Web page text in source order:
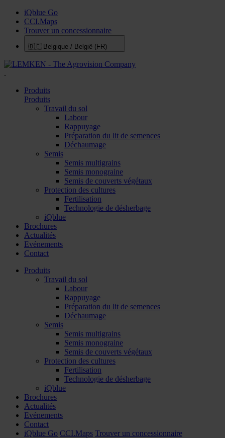
iQblue Go
CCI.Maps
Trouver un concessionnaire
🇧🇪 Belgique / België (FR)
.
Produits
Produits
Travail du sol
Labour
Rappuyage
Préparation du lit de semences
Déchaumage
Semis
Semis multigrains
Semis monograine
Semis de couverts végétaux
Protection des cultures
Fertilisation
Technologie de désherbage
iQblue
Brochures
Actualités
Evénements
Contact
Produits
Travail du sol
Labour
Rappuyage
Préparation du lit de semences
Déchaumage
Semis
Semis multigrains
Semis monograine
Semis de couverts végétaux
Protection des cultures
Fertilisation
Technologie de désherbage
iQblue
Brochures
Actualités
Evénements
Contact
iQblue Go CCI.Maps Trouver un concessionnaire